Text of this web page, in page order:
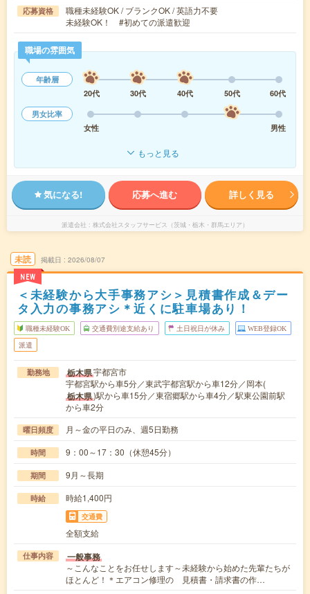
応募資格
職種未経験OK / ブランクOK / 英語力不要
未経験OK！ #初めての派遣歓迎
職場の雰囲気
年齢層
20代
30代 40代 50代
60代
男女比率
女性
男性
もっと見る
気になる! 応募へ進む 詳しく見る
派遣会社 株式会社スタッフサービス（茨城・栃木・群馬エリア）
未読
NEW
掲載日 2026/08/07
＜未経験から大手事務アシ＞見積書作成＆デー
タ入力の事務アシ＊近くに駐車場あり！
職種未経験OK 交通費別途支給あり 土日祝日が休み WEB登録OK
派遣
勤務地 栃木県宇都宮市
宇都宮駅から車5分／東武宇都宮駅から車12分／岡本(
栃木県)駅から車15分／東宿郷駅から車4分／駅東公園前駅
から車2分
曜日頻度 月～金の平日のみ、週5日勤務
時間 9：00～17：30（休憩45分）
期間 9月～長期
時給 時給1,400円
交通費
全額支給
仕事内容 一般事務
～こんなことをお任せします～未経験から始めた先輩たちが
ほとんど！＊エアコン修理の 見積書・請求書の作…